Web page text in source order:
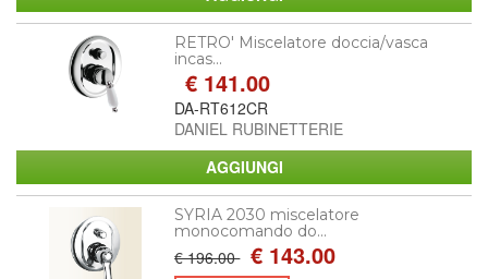
RETRO' Miscelatore doccia/vasca
incas...
€ 141.00
DA-RT612CR
DANIEL RUBINETTERIE
SYRIA 2030 miscelatore
monocomando do...
€ 196.00 € 143.00